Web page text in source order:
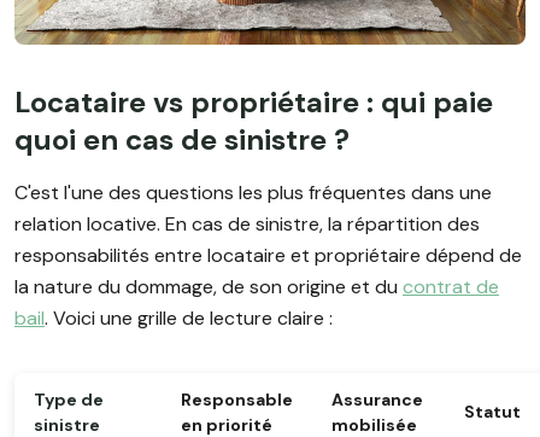
Locataire vs propriétaire : qui paie
quoi en cas de sinistre ?
C'est l'une des questions les plus fréquentes dans une
relation locative. En cas de sinistre, la répartition des
responsabilités entre locataire et propriétaire dépend de
la nature du dommage, de son origine et du contrat de
bail. Voici une grille de lecture claire :
Type de
sinistre
Responsable
en priorité
Assurance
mobilisée
Statut